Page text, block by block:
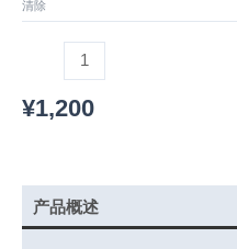
清除
¥1,200
产品概述